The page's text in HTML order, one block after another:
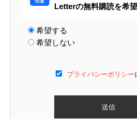
Letterの無料購読を希
希望する
希望しない
プライバシーポリシー